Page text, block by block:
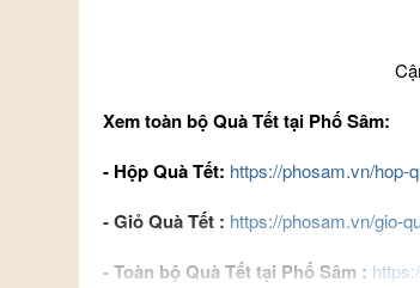
Xem toàn bộ Quà Tết tại Phố Sâm:
- Hộp Quà Tết: https://phosam.vn/hop-
- Giỏ Quà Tết : https://phosam.vn/gio-
- Toàn bộ Quà Tết tại Phố Sâm :